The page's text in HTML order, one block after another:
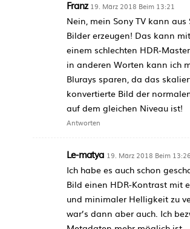
Franz 19. März 2018 Beim 13:21
Nein, mein Sony TV kann aus
Bilder erzeugen! Das kann
einem schlechten HDR-
in anderen Worten kann ich
Blurays sparen, da das
konvertierte Bild der
auf dem gleichen Niveau ist!
Antworten
Le-matya 19. März 2018 Beim 13:26
Ich habe es auch schon
Bild einen HDR-Kontrast mit
und minimaler Helligkeit zu
war’s dann aber auch. Ich